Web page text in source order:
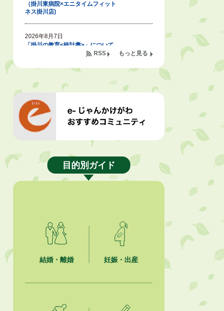
（掛川東病院×エニタイムフィット
ネス掛川店)
2026年8月7日
「掛川の教育<統計書>」について
2026年8月6日
館、大須賀中央公民館）講座のお知
2026年8月6日
熱中症対策「クーリングシェルタ
2026年8月6日
就職・転職相談会のご案内
2026年8月5日
ジュビロ磐田（情報提供・お知ら
掛川市広告入り窓口封筒無償提供者
もっと見る
RSS
目的別ガイド
結婚・離婚 妊娠・出産